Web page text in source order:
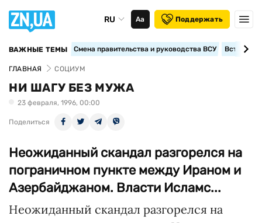
RU Аа Поддержать
ВАЖНЫЕ ТЕМЫ Смена правительства и руководства ВСУ
ГЛАВНАЯ СОЦИУМ
НИ ШАГУ БЕЗ МУЖА
23 февраля, 1996, 00:00
Поделиться
Неожиданный скандал разгорелся на
пограничном пункте между Ираном и
Азербайджаном. Власти Исламс...
Неожиданный скандал разгорелся на